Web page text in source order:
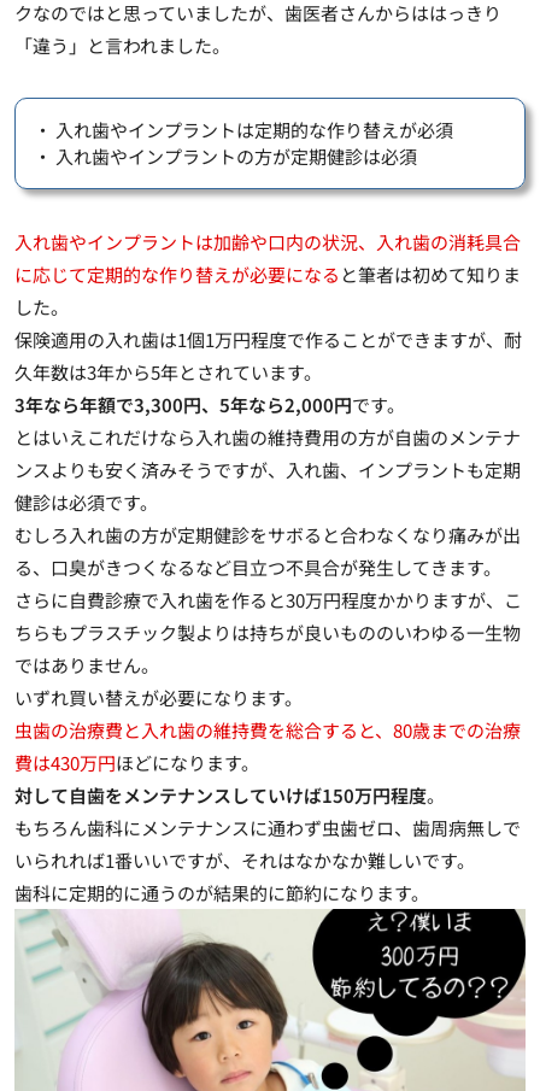
クなのではと思っていましたが、歯医者さんからははっきり
「違う」と言われました。
・ 入れ歯やインプラントは定期的な作り替えが必須
・ 入れ歯やインプラントの方が定期健診は必須
入れ歯やインプラントは加齢や口内の状況、入れ歯の消耗具合
に応じて定期的な作り替えが必要になる と筆者は初めて知りま
した。
保険適用の入れ歯は1個1万円程度で作ることができますが、耐
久年数は3年から5年とされています。
3年なら年額で3,300円、5年なら2,000円です。
とはいえこれだけなら入れ歯の維持費用の方が自歯のメンテナ
ンスよりも安く済みそうですが、入れ歯、インプラントも定期
健診は必須です。
むしろ入れ歯の方が定期健診をサボると合わなくなり痛みが出
る、口臭がきつくなるなど目立つ不具合が発生してきます。
さらに自費診療で入れ歯を作ると30万円程度かかりますが、こ
ちらもプラスチック製よりは持ちが良いもののいわゆる一生物
ではありません。
いずれ買い替えが必要になります。
虫歯の治療費と入れ歯の維持費を総合すると、80歳までの治療
費は430万円ほどになります。
対して自歯をメンテナンスしていけば150万円程度。
もちろん歯科にメンテナンスに通わず虫歯ゼロ、歯周病無しで
いられれば1番いいですが、それはなかなか難しいです。
歯科に定期的に通うのが結果的に節約になります。